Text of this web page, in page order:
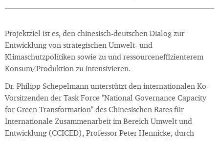
Projektziel ist es, den chinesisch-deutschen Dialog zur
Entwicklung von strategischen Umwelt- und
Klimaschutzpolitiken sowie zu und ressourceneffizienterem
Konsum/Produktion zu intensivieren.
Dr. Philipp Schepelmann unterstützt den internationalen Ko-
Vorsitzenden der Task Force "National Governance Capacity
for Green Transformation" des Chinesischen Rates für
Internationale Zusammenarbeit im Bereich Umwelt und
Entwicklung (CCICED), Professor Peter Hennicke, durch